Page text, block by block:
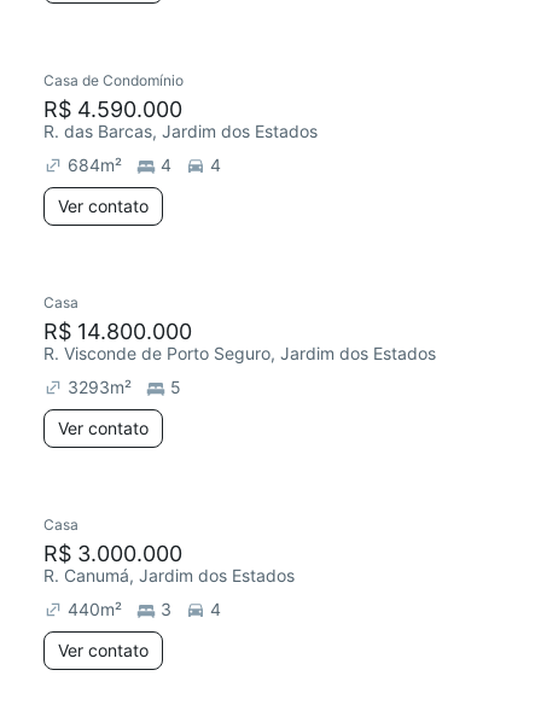
Casa de Condomínio
R$ 4.590.000
R. das Barcas, Jardim dos Estados
684m² 4
4
Ver contato
Casa
R$ 14.800.000
R. Visconde de Porto Seguro, Jardim dos Estados
3293m²
5
Ver contato
Casa
R$ 3.000.000
R. Canumá, Jardim dos Estados
440m² 3
4
Ver contato